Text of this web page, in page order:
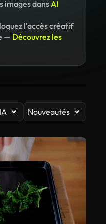
images dansAI
l'accès créatif
— Découvrez les
Nouveautés